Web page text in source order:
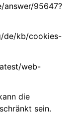
95647?
de/kb/cookies-
web-
die
sein.